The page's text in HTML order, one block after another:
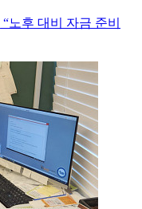
노후 대비 자금 준비